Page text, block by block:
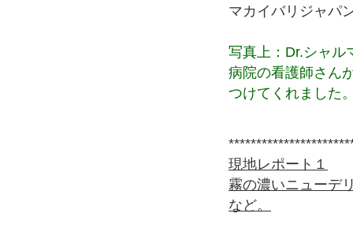
マカイバリジャ
写真上：Dr.シャル
病院の看護師さん
つけてくれました
現地レポート１
霧の濃いニューデ
など。